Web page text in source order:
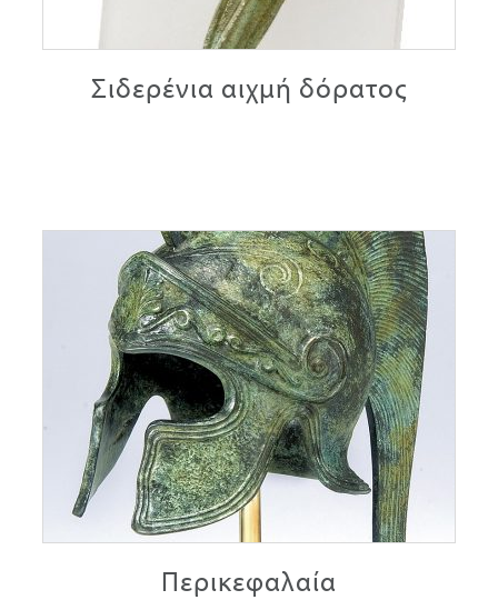
Σιδερένια αιχμή δόρατος
Περικεφαλαία